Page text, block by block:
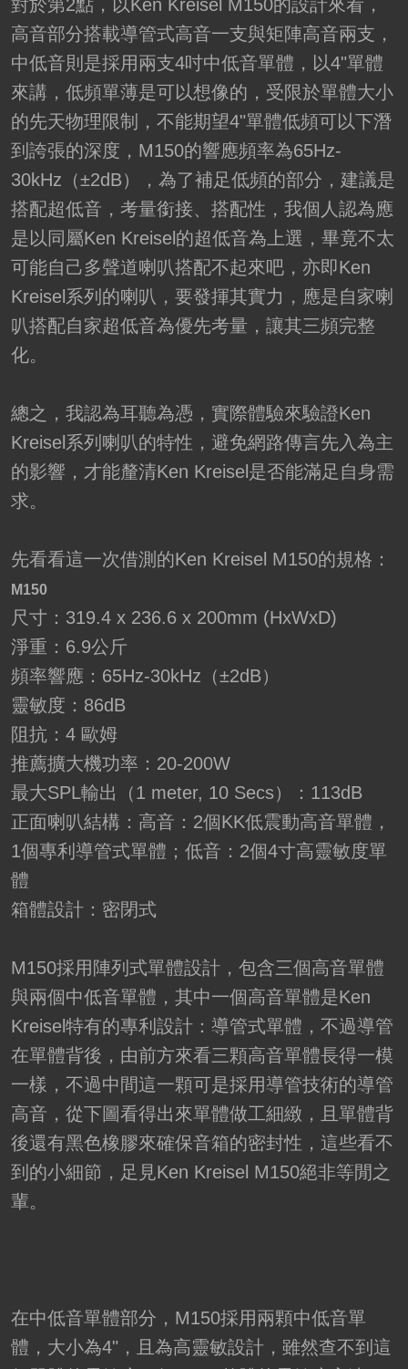
對於第2點，以Ken Kreisel M150的設計來看，
高音部分搭載導管式高音一支與矩陣高音兩支，
中低音則是採用兩支4吋中低音單體，以4"單體
來講，低頻單薄是可以想像的，受限於單體大小
的先天物理限制，不能期望4"單體低頻可以下潛
到誇張的深度，M150的響應頻率為65Hz-
30kHz（±2dB），為了補足低頻的部分，建議是
搭配超低音，考量銜接、搭配性，我個人認為應
是以同屬Ken Kreisel的超低音為上選，畢竟不太
可能自己多聲道喇叭搭配不起來吧，亦即Ken
Kreisel系列的喇叭，要發揮其實力，應是自家喇
叭搭配自家超低音為優先考量，讓其三頻完整
化。
總之，我認為耳聽為憑，實際體驗來驗證Ken
Kreisel系列喇叭的特性，避免網路傳言先入為主
的影響，才能釐清Ken Kreisel是否能滿足自身需
求。
先看看這一次借測的Ken Kreisel M150的規格：
M150
尺寸：319.4 x 236.6 x 200mm (HxWxD)
淨重：6.9公斤
頻率響應：65Hz-30kHz（±2dB）
靈敏度：86dB
阻抗：4 歐姆
推薦擴大機功率：20-200W
最大SPL輸出（1 meter, 10 Secs）：113dB
正面喇叭結構：高音：2個KK低震動高音單體，
1個專利導管式單體；低音：2個4寸高靈敏度單
體
箱體設計：密閉式
M150採用陣列式單體設計，包含三個高音單體
與兩個中低音單體，其中一個高音單體是Ken
Kreisel特有的專利設計：導管式單體，不過導管
在單體背後，由前方來看三顆高音單體長得一模
一樣，不過中間這一顆可是採用導管技術的導管
高音，從下圖看得出來單體做工細緻，且單體背
後還有黑色橡膠來確保音箱的密封性，這些看不
到的小細節，足見Ken Kreisel M150絕非等閒之
輩。
在中低音單體部分，M150採用兩顆中低音單
體，大小為4"，且為高靈敏設計，雖然查不到這